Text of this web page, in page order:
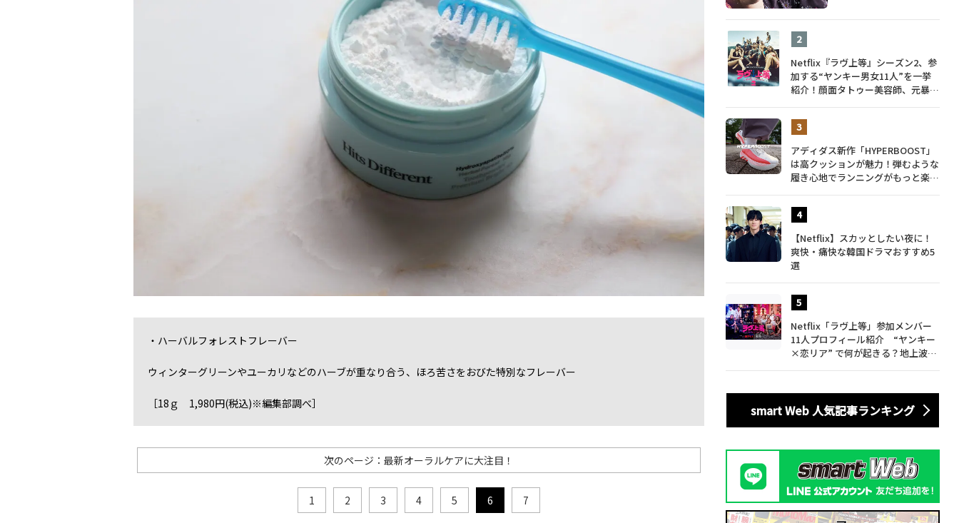
・ハーバルフォレストフレーバー
ウィンターグリーンやユーカリなどのハーブが重なり合う、ほろ苦さをおびた特別なフレーバー
［18ｇ 1,980円(税込)※編集部調べ］
次のページ：最新オーラルケアに大注目！
1 2 3 4 5 6 7
Netflix『ラヴ上等』シーズン2、参
加する“ヤンキー男女11人”を一挙
紹介！顔面タトゥー美容師、元暴走
アディダス新作「HYPERBOOST」
は高クッションが魅力！弾むような
履き心地でランニングがもっと楽し
【Netflix】スカッとしたい夜に！
爽快・痛快な韓国ドラマおすすめ5
選
Netflix「ラヴ上等」参加メンバー
11人プロフィール紹介 “ヤンキー
×恋リア” で何が起きる？地上波で
smart Web 人気記事ランキング